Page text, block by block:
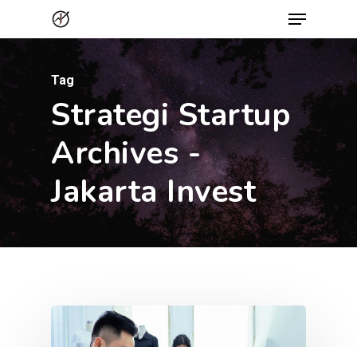
to
main
content
Menu
Tag
Strategi Startup
Archives -
Jakarta Invest
Close
Menu